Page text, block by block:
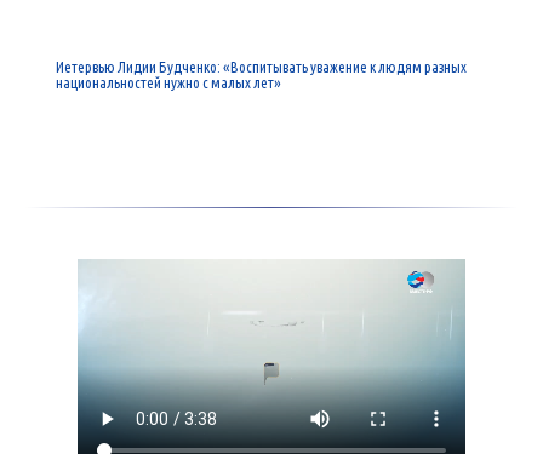
Иетервью Лидии Будченко: «Воспитывать уважение к людям разных
национальностей нужно с малых лет»